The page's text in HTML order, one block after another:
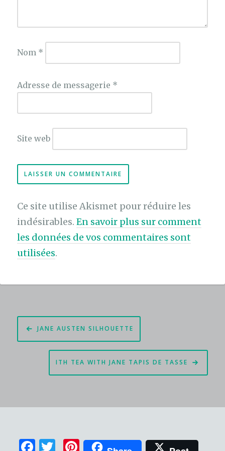
Nom *
Adresse de messagerie *
Site web
Ce site utilise Akismet pour réduire les
indésirables.En savoir plus sur comment
les données de vos commentaires sont
utilisées.
Navigation
de
l’article
JANE AUSTEN SILHOUETTE
ITH TEA WITH JANE TAPIS DE TASSE